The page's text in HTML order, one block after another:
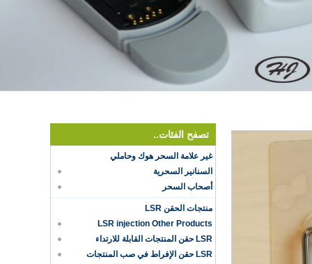
تصفح الفئات..
غير علامة السحر هوك وحاملي
السنانير السحرية
أصحاب السحر
منتجات الحقن LSR
LSR injection Other Products
LSR حقن المنتجات القابلة للارتداء
LSR حقن الإفراط في صب المنتجات